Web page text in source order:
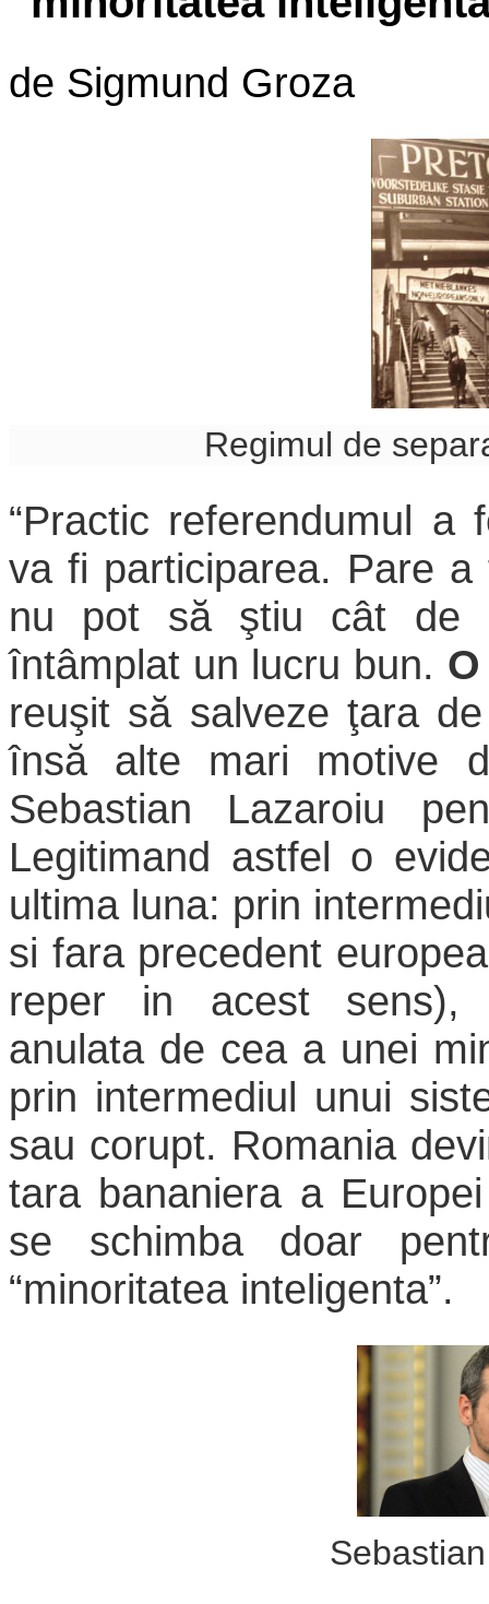
de Sigmund Groza
Regimul de
“Practic referendumul
va fi participarea. Pare
nu pot să ştiu cât de
întâmplat un lucru bun.
reuşit să salveze ţara
însă alte mari motive
Sebastian Lazaroiu
Legitimand astfel o
ultima luna: prin
si fara precedent
reper in acest sens),
anulata de cea a unei
prin intermediul unui
sau corupt. Romania
tara bananiera a
se schimba doar
“minoritatea inteligenta”.